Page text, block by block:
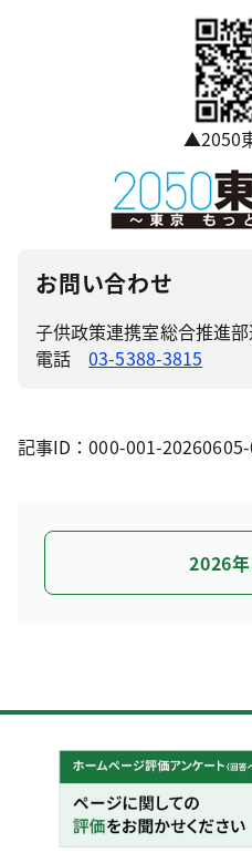
▲2050
お問い合わせ
子供政策連携室総合推進
電話03-5388-3815
記事ID：000-001-
2026